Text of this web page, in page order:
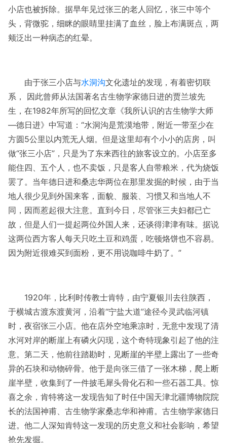
小店也被拆除。据早年见过张三的老人回忆，张三中等个
头，背微驼，细眯的眼睛里挂满了血丝，脸上布满斑点，两
颊泛出一种病态的红晕。
由于张三小店与水洞沟文化遗址的发现，有着密切联
系， 因此曾师从法国著名古生物学家德日进的贾兰坡先
生，在1982年所写的回忆文章《我所认识的古生物学大师
—德日进》中写道：“水洞沟是荒漠地带，附近一带至少在
方圆5公里以内荒无人烟。但是这里却有个小小的店房，叫
做“张三小店”，只是为了东来西往的旅客设立的。小店至多
能住四、五个人，也不卖饭，只是客人自带粮米，代为烧饭
罢了。当年德日进和桑志华两位在那里发掘的时候，由于当
地人很少见到外国来客，面貌、服装、习惯又和当地人不
同，因而惹起很大注意。直到今日，尽管张三夫妇都已亡
故，但是人们一提起两位外国人来，还谈得津津有味。据说
这两位西方客人每天只吃土豆和鸡蛋，吃顿烙饼也不容易。
因为附近很难买到面粉，更不用说咖啡牛奶了。”
1920年，比利时传教士肯特，由宁夏银川去往陕西，
于横城古渡东渡黄河，沿着“宁盐大道”途径今灵武临河镇
时，夜宿张三小店。他在店外空地乘凉时，无意中发现了清
水河对岸的断崖上有磷火闪现，这个奇特现象引起了他的注
意。第二天，他前往踏勘时，见断崖的半壁上露出了一些奇
异的石块和动物碎骨。他于是向张三借了一张木梯，爬上断
崖半壁，收集到了一件披毛犀头骨化石和一些石器工具。惊
喜之余，肯特将这一发现告知了时任中国天津北疆博物院院
长的法国神甫、古生物学家桑志华和神甫。古生物学家德日
进。他二人深知肯特这一发现的历史意义和社会影响，希望
抢先发掘。